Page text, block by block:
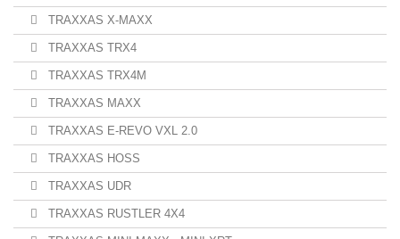
TRAXXAS X-MAXX
TRAXXAS TRX4
TRAXXAS TRX4M
TRAXXAS MAXX
TRAXXAS E-REVO VXL 2.0
TRAXXAS HOSS
TRAXXAS UDR
TRAXXAS RUSTLER 4X4